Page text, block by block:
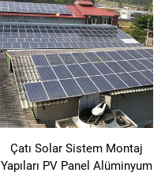
Çatı Solar Sistem Montaj
Yapıları PV Panel Alüminyum